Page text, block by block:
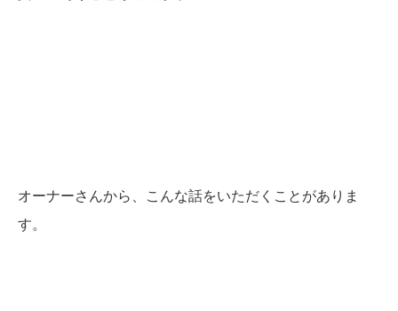
オーナーさんから、こんな話をいただくことがありま
す。